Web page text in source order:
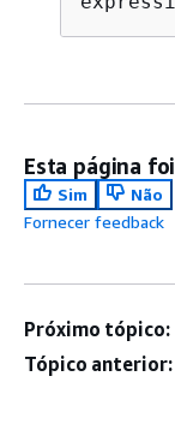
Esta página
Sim
Não
Fornecer feedback
Próximo tópico:
Tópico anterior: